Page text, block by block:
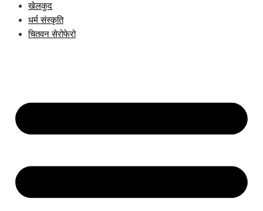
खेलकुद
धर्म संस्कृति
चितवन सेरोफेरो